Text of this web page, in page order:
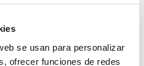
se usan para personalizar
ofrecer funciones de redes
de compromiso.
de inglés y certificaciones